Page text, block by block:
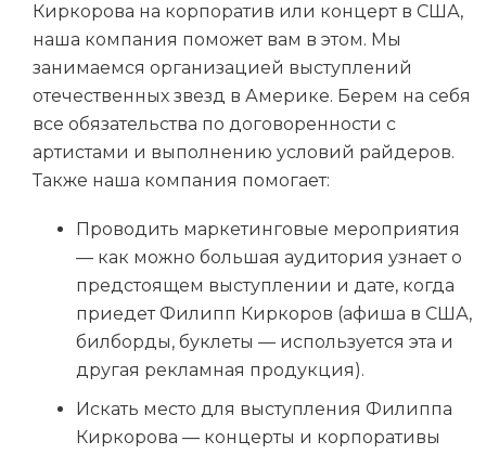
Киркорова на корпоратив или концерт в США,
наша компания поможет вам в этом. Мы
занимаемся организацией выступлений
отечественных звезд в Америке. Берем на себя
все обязательства по договоренности с
артистами и выполнению условий райдеров.
Также наша компания помогает:
Проводить маркетинговые мероприятия
— как можно большая аудитория узнает о
предстоящем выступлении и дате, когда
приедет Филипп Киркоров (афиша в США,
билборды, буклеты — используется эта и
другая рекламная продукция).
Искать место для выступления Филиппа
Киркорова — концерты и корпоративы